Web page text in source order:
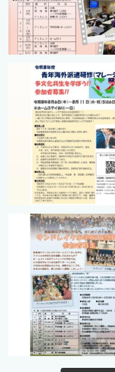
2月 27
8月 12